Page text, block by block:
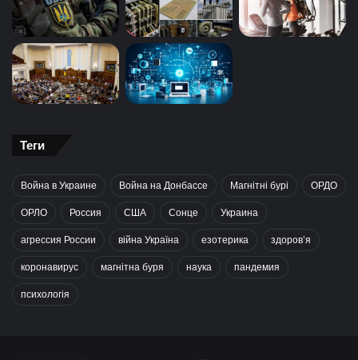
Теги
Война в Украине Война на Донбассе Магнітні бурі ОРДО
ОРЛО Россия США Сонце Украина
агрессия России війна Україна езотерика здоров’я
коронавирус магнітна буря наука пандемия
психологія